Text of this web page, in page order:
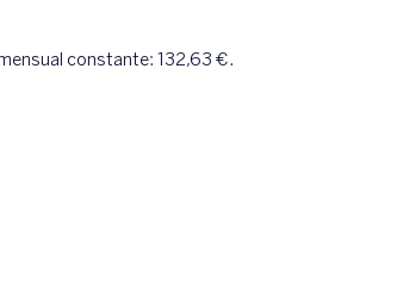
constante: 132,63 €.